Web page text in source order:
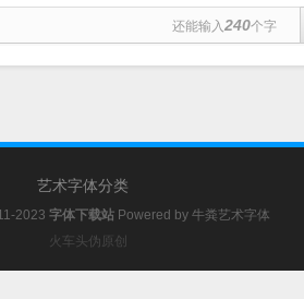
还能输入240个字
艺术字体分类
2023 字体下载站 Powered by 牛粪艺术字体
火车头伪原创